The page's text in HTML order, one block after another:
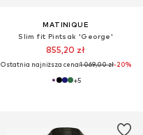
MATINIQUE
Slim fit Pintsak 'George'
855,20 zł
Ostatnia najniższa cena:1 069,00 zł-20%
+5